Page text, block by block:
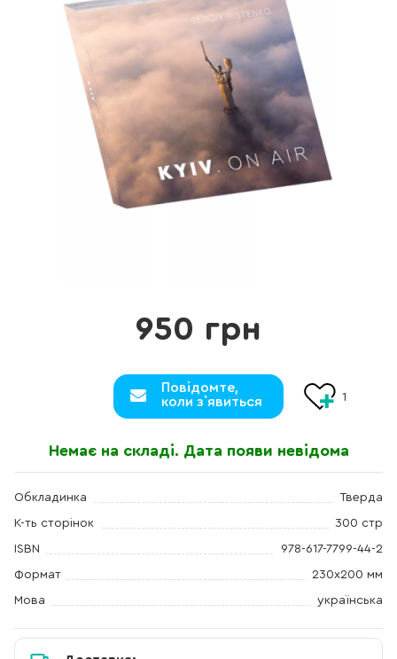
950 грн
Повідомте,
коли з`явиться
1
Немає на складі. Дата появи невідома
Обкладинка Тверда
К-ть сторінок 300 стр
ISBN 978-617-7799-44-2
Формат 230х200 мм
Мова українська